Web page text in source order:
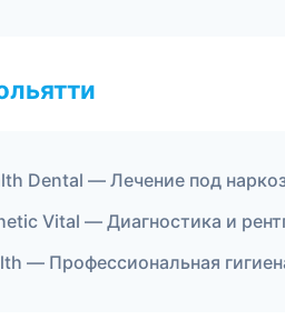
Dental — Лечение под
Vital — Диагностика и
— Профессиональная